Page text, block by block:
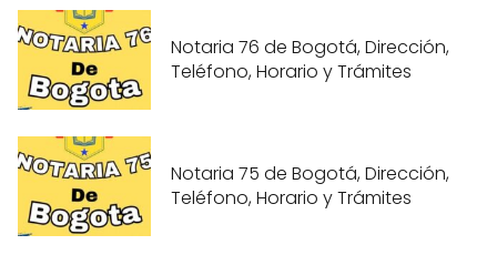
Notaria 76 de Bogotá, Dirección,
Teléfono, Horario y Trámites
Notaria 75 de Bogotá, Dirección,
Teléfono, Horario y Trámites